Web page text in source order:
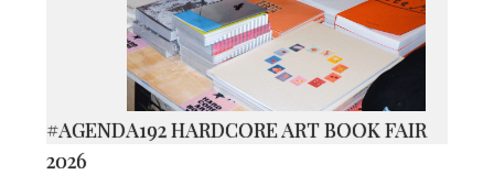
#AGENDA192 HARDCORE ART BOOK FAIR
2026